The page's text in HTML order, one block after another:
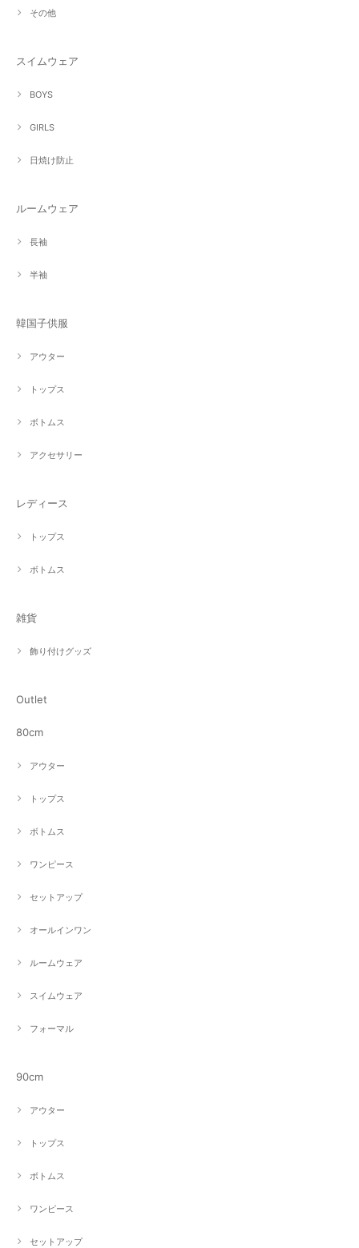
その他
スイムウェア
BOYS
GIRLS
日焼け防止
ルームウェア
長袖
半袖
韓国子供服
アウター
トップス
ボトムス
アクセサリー
レディース
トップス
ボトムス
雑貨
飾り付けグッズ
Outlet
80cm
アウター
トップス
ボトムス
ワンピース
セットアップ
オールインワン
ルームウェア
スイムウェア
フォーマル
90cm
アウター
トップス
ボトムス
ワンピース
セットアップ